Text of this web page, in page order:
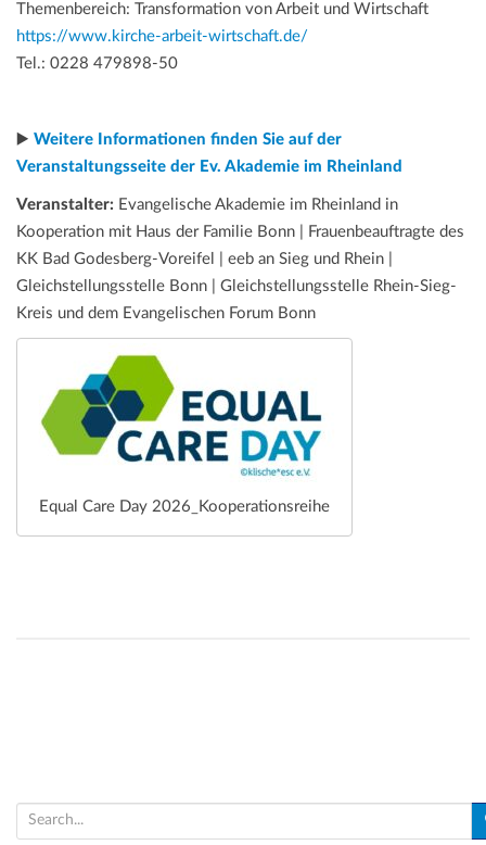
Themenbereich: Transformation von Arbeit und Wirtschaft
https://www.kirche-arbeit-wirtschaft.de/
Tel.: 0228 479898-50
▶️ Weitere Informationen finden Sie auf der
Veranstaltungsseite der Ev. Akademie im Rheinland
Veranstalter: Evangelische Akademie im Rheinland in
Kooperation mit Haus der Familie Bonn | Frauenbeauftragte des
KK Bad Godesberg-Voreifel | eeb an Sieg und Rhein |
Gleichstellungsstelle Bonn | Gleichstellungsstelle Rhein-Sieg-
Kreis und dem Evangelischen Forum Bonn
Equal Care Day 2026_Kooperationsreihe